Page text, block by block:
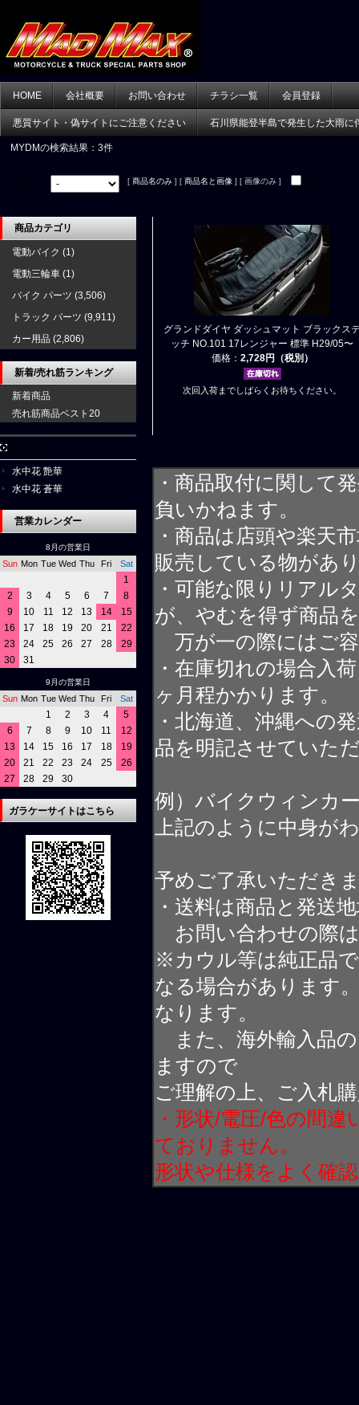
HOME 会社概要 お問い合わせ チラシ一覧 会員登録
悪質サイト・偽サイトにご注意ください 石川県能登半島で発生した大雨に
MYDMの検索結果：3件
[ 商品名のみ ] [ 商品名と画像 ] [ 画像のみ ]
グランドダイヤ ダッシュマット ブラックス
ッチ NO.101 17レンジャー 標準 H29/05〜
価格： 2,728円（税別）
次回入荷までしばらくお待ちください。
・商品取付に関して
負いかねます。
・商品は店頭や楽天
販売している物があ
・可能な限りリアル
が、やむを得ず商品
万が一の際にはご
・在庫切れの場合入
ヶ月程かかります。
・北海道、沖縄への
品を明記させていた
例）バイクウィンカ
上記のように中身が
予めご了承いただき
・送料は商品と発送
お問い合わせの際
※カウル等は純正品
なる場合があります
なります。
また、海外輸入品
ますので
ご理解の上、ご入札
・形状/電圧/色の間
ておりません。
形状や仕様をよく確
商品カテゴリ
電動バイク (1)
電動三輪車 (1)
バイク パーツ (3,506)
トラック パーツ (9,911)
カー用品 (2,806)
新着/売れ筋ランキング
新着商品
売れ筋商品ベスト20
水中花 艶華
水中花 蒼華
営業カレンダー
8月の営業日
Sun Mon Tue Wed Thu Fri Sat
1
2
3 4 5 6 7
8
9
10 11 12 13 14
15
16
17 18 19 20 21
22
23
24 25 26 27 28
29
30
31
9月の営業日
Sun Mon Tue Wed Thu Fri Sat
1 2 3 4
5
6
7 8 9 10 11
12
13
14 15 16 17 18
19
20
21 22 23 24 25
26
27
28 29 30
ガラケーサイトはこちら